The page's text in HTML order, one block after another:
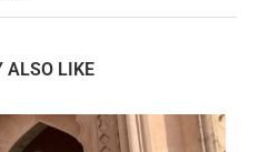
ALSO LIKE